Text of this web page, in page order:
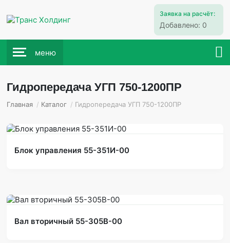
Заявка на расчёт:
Добавлено: 0
меню
Гидропередача УГП 750-1200ПР
Главная / Каталог / Гидропередача УГП 750-1200ПР
Блок управления 55-351И-00
Вал вторичный 55-305В-00